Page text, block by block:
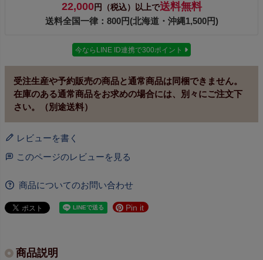
22,000円（税込）以上で送料無料
送料全国一律：800円(北海道・沖縄1,500円)
今ならLINE ID連携で300ポイント
受注生産や予約販売の商品と通常商品は同梱できません。
在庫のある通常商品をお求めの場合には、別々にご注文下
さい。（別途送料）
レビューを書く
このページのレビューを見る
商品についてのお問い合わせ
Pin it
商品説明